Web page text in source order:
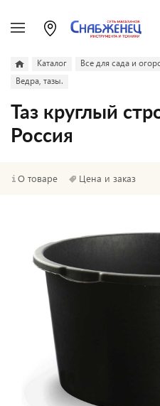
Каталог Все для сада и
Ведра, тазы.
Таз круглый
Россия
О товаре Цена и заказ